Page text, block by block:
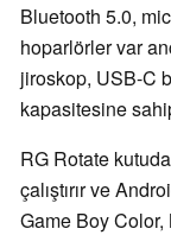
Bluetooth 5.0,
hoparlörler var
jiroskop, USB-C
kapasitesine
RG Rotate
çalıştırır ve
Game Boy